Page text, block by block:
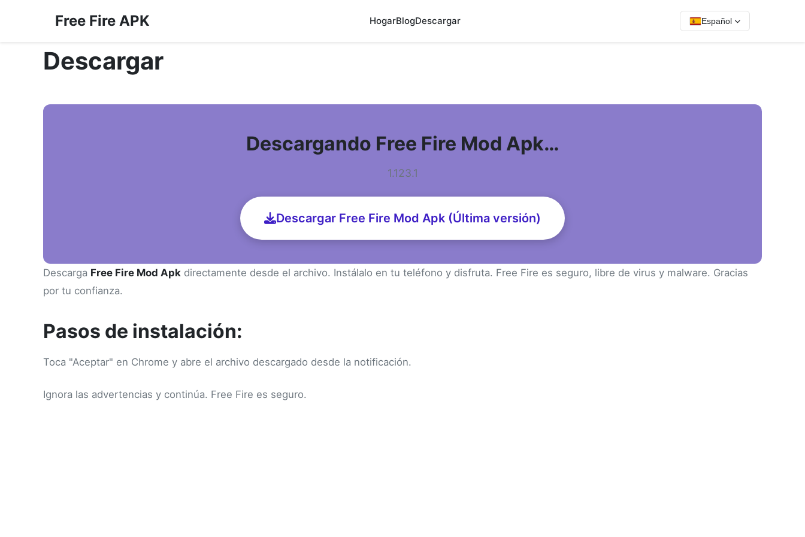
Free Fire APK HogarBlogDescargar Español
Descargar
Descargando Free Fire Mod Apk…
1.123.1
Descargar Free Fire Mod Apk (Última versión)
Descarga Free Fire Mod Apk directamente desde el archivo. Instálalo en tu teléfono y disfruta. Free Fire es seguro, libre de virus y malware. Gracias
por tu confianza.
Pasos de instalación:
Toca "Aceptar" en Chrome y abre el archivo descargado desde la notificación.
Ignora las advertencias y continúa. Free Fire es seguro.